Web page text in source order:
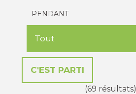
PENDANT
(69 résultats)